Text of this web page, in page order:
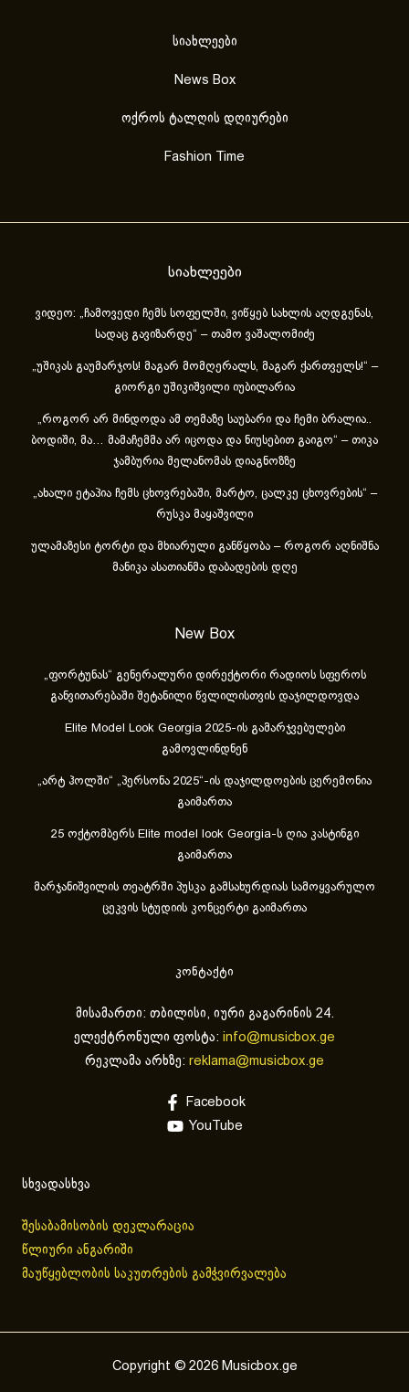
სიახლეები
News Box
ოქროს ტალღის დღიურები
Fashion Time
სიახლეები
ვიდეო: „ჩამოვედი ჩემს სოფელში, ვიწყებ სახლის აღდგენას,
სადაც გავიზარდე“ – თამო ვაშალომიძე
„უშიკას გაუმარჯოს! მაგარ მომღერალს, მაგარ ქართველს!“ –
გიორგი უშიკიშვილი იუბილარია
„როგორ არ მინდოდა ამ თემაზე საუბარი და ჩემი ბრალია..
ბოდიში, მა… მამაჩემმა არ იცოდა და ნიუსებით გაიგო“ – თიკა
ჯამბურია მელანომას დიაგნოზზე
„ახა­ლი ეტა­პია ჩემს ცხოვ­რე­ბა­ში, მარ­ტო, ცალ­კე ცხოვ­რე­ბის“ –
რუსკა მაყაშვილი
ულამაზესი ტორტი და მხიარული განწყობა – როგორ აღნიშნა
მანიკა ასათიანმა დაბადების დღე
New Box
„ფორტუნას“ გენერალური დირექტორი რადიოს სფეროს
განვითარებაში შეტანილი წვლილისთვის დაჯილდოვდა
Elite Model Look Georgia 2025-ის გამარჯვებულები
გამოვლინდნენ
„არტ ჰოლში“ „პერსონა 2025“-ის დაჯილდოების ცერემონია
გაიმართა
25 ოქტომბერს Elite model look Georgia-ს ღია კასტინგი
გაიმართა
მარჯანიშვილის თეატრში პუსკა გამსახურდიას სამოყვარულო
ცეკვის სტუდიის კონცერტი გაიმართა
კონტაქტი
მისამართი: თბილისი, იური გაგარინის 24.
ელექტრონული ფოსტა: info@musicbox.ge
რეკლამა არხზე: reklama@musicbox.ge
Facebook
YouTube
სხვადასხვა
შესაბამისობის დეკლარაცია
წლიური ანგარიში
მაუწყებლობის საკუთრების გამჭვირვალება
Copyright © 2026 Musicbox.ge